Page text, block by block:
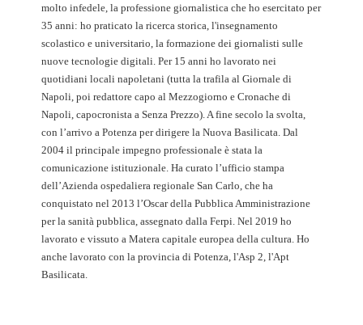
molto infedele, la professione giornalistica che ho esercitato per
35 anni: ho praticato la ricerca storica, l'insegnamento
scolastico e universitario, la formazione dei giornalisti sulle
nuove tecnologie digitali. Per 15 anni ho lavorato nei
quotidiani locali napoletani (tutta la trafila al Giornale di
Napoli, poi redattore capo al Mezzogiorno e Cronache di
Napoli, capocronista a Senza Prezzo). A fine secolo la svolta,
con l’arrivo a Potenza per dirigere la Nuova Basilicata. Dal
2004 il principale impegno professionale è stata la
comunicazione istituzionale. Ha curato l’ufficio stampa
dell’Azienda ospedaliera regionale San Carlo, che ha
conquistato nel 2013 l’Oscar della Pubblica Amministrazione
per la sanità pubblica, assegnato dalla Ferpi. Nel 2019 ho
lavorato e vissuto a Matera capitale europea della cultura. Ho
anche lavorato con la provincia di Potenza, l'Asp 2, l'Apt
Basilicata.